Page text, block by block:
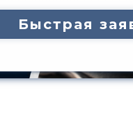
Быстрая